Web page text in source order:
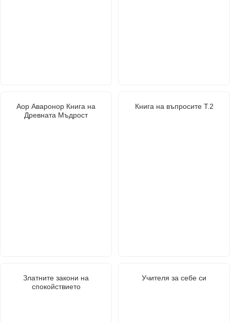
Аор Аваронор Книга на
Древната Мъдрост
Книга на въпросите Т.2
Златните закони на
спокойствието
Учителя за себе си